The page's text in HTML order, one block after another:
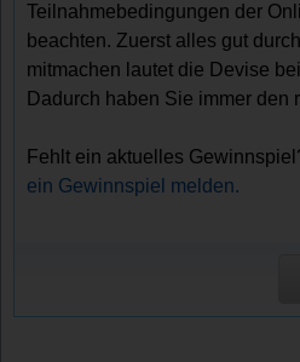
Teilnahmebedingungen der
beachten. Zuerst alles gut
mitmachen lautet die Devise
Dadurch haben Sie immer den
Fehlt ein aktuelles
ein Gewinnspiel melden.